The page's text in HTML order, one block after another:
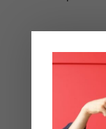
8-
EasyB
Datos